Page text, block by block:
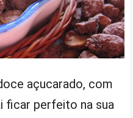
açucarado, com
ficar perfeito na sua